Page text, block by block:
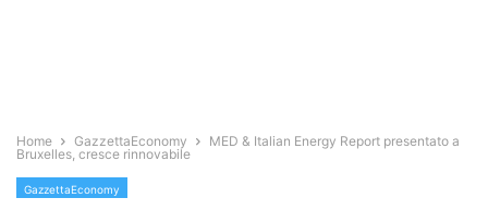
Home GazzettaEconomy
MED & Italian Energy Report presentato a
Bruxelles, cresce rinnovabile
GazzettaEconomy